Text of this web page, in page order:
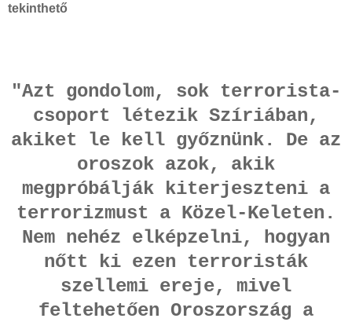
tekinthető
"Azt gondolom, sok terrorista-
csoport létezik Szíriában,
akiket le kell győznünk. De az
oroszok azok, akik
megpróbálják kiterjeszteni a
terrorizmust a Közel-Keleten.
Nem nehéz elképzelni, hogyan
nőtt ki ezen terroristák
szellemi ereje, mivel
feltehetően Oroszország a